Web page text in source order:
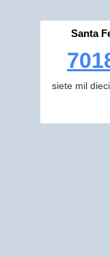
Santa
siete mil